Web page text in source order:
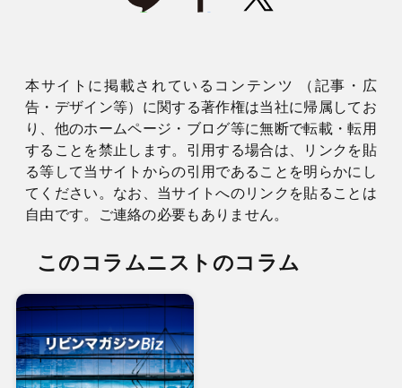
本サイトに掲載されているコンテンツ （記事・広
告・デザイン等）に関する著作権は当社に帰属してお
り、他のホームページ・ブログ等に無断で転載・転用
することを禁止します。引用する場合は、リンクを貼
る等して当サイトからの引用であることを明らかにし
てください。なお、当サイトへのリンクを貼ることは
自由です。ご連絡の必要もありません。
このコラムニストのコラム